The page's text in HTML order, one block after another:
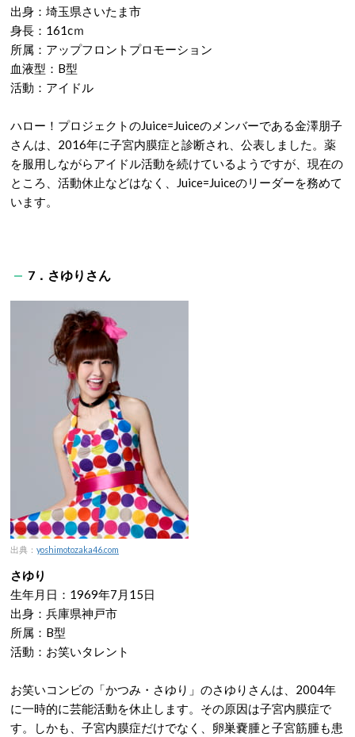
出身：埼玉県さいたま市
身長：161cｍ
所属：アップフロントプロモーション
血液型：B型
活動：アイドル
ハロー！プロジェクトのJuice=Juiceのメンバーである金澤朋子
さんは、2016年に子宮内膜症と診断され、公表しました。薬
を服用しながらアイドル活動を続けているようですが、現在の
ところ、活動休止などはなく、Juice=Juiceのリーダーを務めて
います。
7．さゆりさん
出典： yoshimotozaka46.com
さゆり
生年月日：1969年7月15日
出身：兵庫県神戸市
所属：B型
活動：お笑いタレント
お笑いコンビの「かつみ・さゆり」のさゆりさんは、2004年
に一時的に芸能活動を休止します。その原因は子宮内膜症で
す。しかも、子宮内膜症だけでなく、卵巣嚢腫と子宮筋腫も患